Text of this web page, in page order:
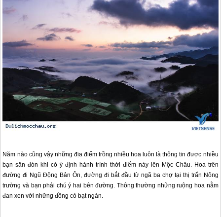
Năm nào cũng vậy những địa điểm trồng nhiều hoa luôn là thông tin được nhiều
bạn săn đón khi có ý định hành trình thời điểm này lên Mộc Châu. Hoa trên
đường đi Ngũ Động Bản Ôn, đường đi bắt đầu từ ngã ba chợ tại thị trấn Nông
trường và bạn phải chú ý hai bên đường. Thông thường những ruộng hoa nằm
đan xen với những đồng cỏ bạt ngàn.